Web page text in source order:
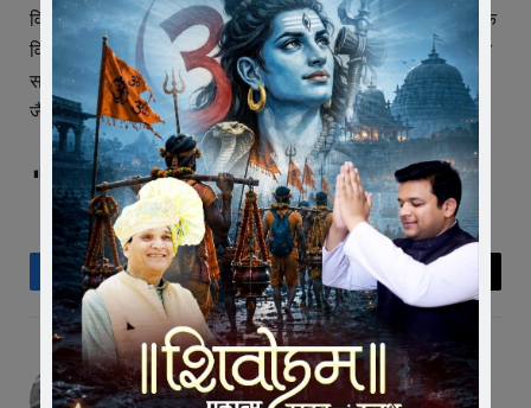
विद्यार्थियों को सूर्य नमस्कार और प्राणायम करवाया गया। इस दौरान एक
विद्यार्थी स्वामी विवेकानंद की वेशभूषा धारण कर आया, जिसें अतिथियों के
साथ मंच पर बैठाया गया। संचालन ललिता पवार ने किया। आभार शनि
जैन ने माना।
Post Views: 250
FacebookTwitter PinterestLinkedInTumblr TelegramEmail
Editor